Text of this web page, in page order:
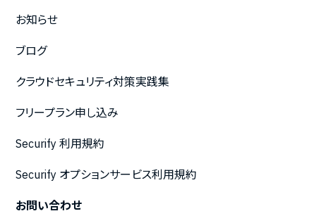
お知らせ
ブログ
クラウドセキュリティ対策実践集
フリープラン申し込み
Securify 利用規約
Securify オプションサービス利用規約
お問い合わせ